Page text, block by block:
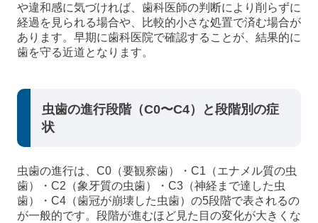
や違和感に気づければ、歯科医師の判断により削らずに
経過を見られる場合や、比較的小さな処置で済む場合が
あります。早期に歯科医院で確認することが、結果的に
歯を守る近道となります。
虫歯の進行段階（C0〜C4）と段階別の症
状
虫歯の進行は、C0（要観察歯）・C1（エナメル質の虫
歯）・C2（象牙質の虫歯）・C3（神経まで達した虫
歯）・C4（歯冠が崩壊した虫歯）の5段階で表されるの
が一般的です。段階が進むほど見た目の変化が大きくな